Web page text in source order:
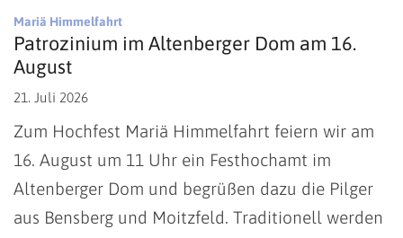
Mariä Himmelfahrt:
Patrozinium im Altenberger Dom am 16.
August
21. Juli 2026
Zum Hochfest Mariä Himmelfahrt feiern wir am
16. August um 11 Uhr ein Festhochamt im
Altenberger Dom und begrüßen dazu die Pilger
aus Bensberg und Moitzfeld. Traditionell werden